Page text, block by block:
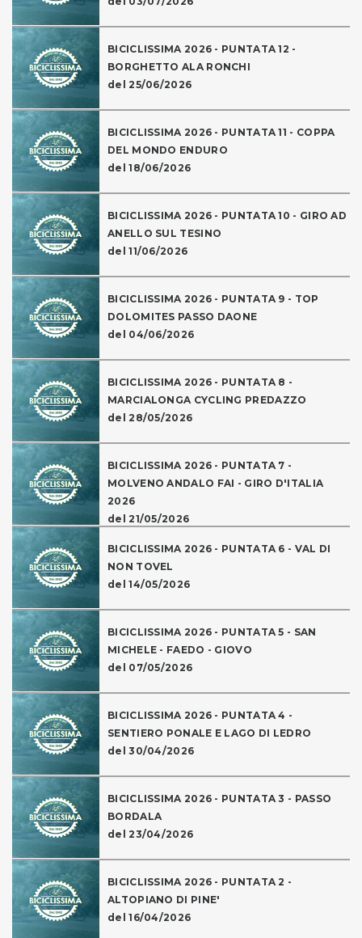
BICICLISSIMA 2026 - PUNTATA 12 -
BORGHETTO ALA RONCHI
del 25/06/2026
BICICLISSIMA 2026 - PUNTATA 11 - COPPA
DEL MONDO ENDURO
del 18/06/2026
BICICLISSIMA 2026 - PUNTATA 10 - GIRO AD
ANELLO SUL TESINO
del 11/06/2026
BICICLISSIMA 2026 - PUNTATA 9 - TOP
DOLOMITES PASSO DAONE
del 04/06/2026
BICICLISSIMA 2026 - PUNTATA 8 -
MARCIALONGA CYCLING PREDAZZO
del 28/05/2026
BICICLISSIMA 2026 - PUNTATA 7 -
MOLVENO ANDALO FAI - GIRO D'ITALIA
2026
del 21/05/2026
BICICLISSIMA 2026 - PUNTATA 6 - VAL DI
NON TOVEL
del 14/05/2026
BICICLISSIMA 2026 - PUNTATA 5 - SAN
MICHELE - FAEDO - GIOVO
del 07/05/2026
BICICLISSIMA 2026 - PUNTATA 4 -
SENTIERO PONALE E LAGO DI LEDRO
del 30/04/2026
BICICLISSIMA 2026 - PUNTATA 3 - PASSO
BORDALA
del 23/04/2026
BICICLISSIMA 2026 - PUNTATA 2 -
ALTOPIANO DI PINE'
del 16/04/2026